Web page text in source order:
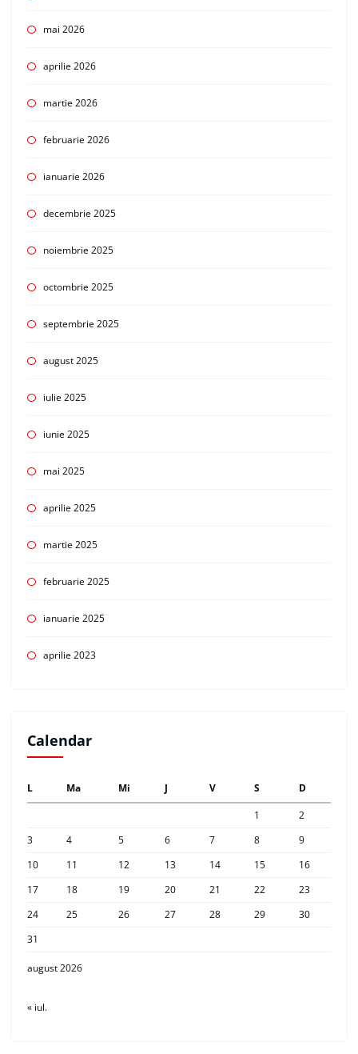
mai 2026
aprilie 2026
martie 2026
februarie 2026
ianuarie 2026
decembrie 2025
noiembrie 2025
octombrie 2025
septembrie 2025
august 2025
iulie 2025
iunie 2025
mai 2025
aprilie 2025
martie 2025
februarie 2025
ianuarie 2025
aprilie 2023
Calendar
august 2026
L Ma Mi J V S
D
1
2
3
4 5 6 7 8
9
10
11 12 13 14 15
16
17
18 19 20 21 22
23
24
25 26 27 28 29
30
31
« iul.